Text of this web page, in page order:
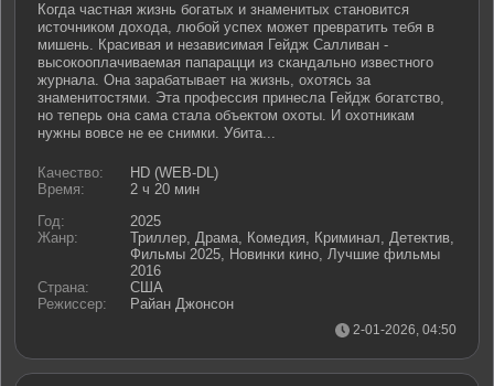
Когда частная жизнь богатых и знаменитых становится
источником дохода, любой успех может превратить тебя в
мишень. Красивая и независимая Гейдж Салливан -
высокооплачиваемая папарацци из скандально известного
журнала. Она зарабатывает на жизнь, охотясь за
знаменитостями. Эта профессия принесла Гейдж богатство,
но теперь она сама стала объектом охоты. И охотникам
нужны вовсе не ее снимки. Убита...
Качество:
HD (WEB-DL)
Время:
2 ч 20 мин
Год:
2025
Жанр:
Триллер, Драма, Комедия, Криминал, Детектив,
Фильмы 2025, Новинки кино, Лучшие фильмы
2016
Страна:
США
Режиссер:
Райан Джонсон
2-01-2026, 04:50